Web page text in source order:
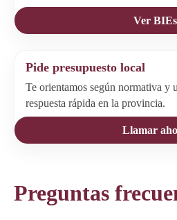
Ver BIEs
Pide presupuesto local
Te orientamos según normativa y
respuesta rápida en la provincia.
Llamar
Preguntas